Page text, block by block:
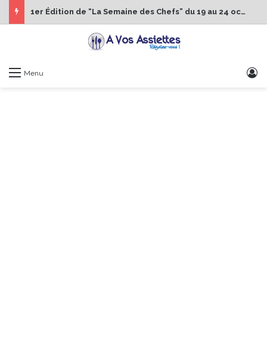
1er Édition de “La Semaine des Chefs” du 19 au 24 octobre 2026
Menu